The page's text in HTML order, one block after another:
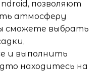
позволяют
атмосферу
сможете выбрать
и выполнить
находитесь на